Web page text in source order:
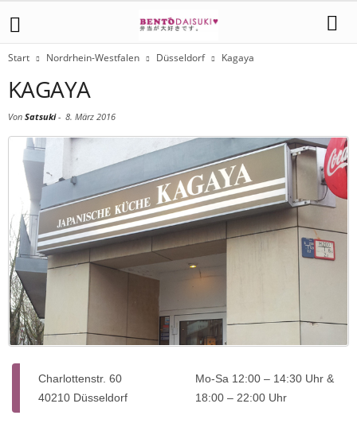
Start Nordrhein-Westfalen Düsseldorf Kagaya
KAGAYA
Von Satsuki- 8. März 2016
Charlottenstr. 60
40210 Düsseldorf
Mo-Sa 12:00 – 14:30 Uhr &
18:00 – 22:00 Uhr